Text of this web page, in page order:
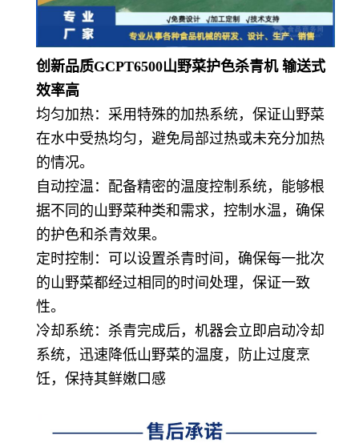
创新品质GCPT6500山野菜护色杀青机 输送式
效率高
均匀加热：采用特殊的加热系统，保证山野菜
在水中受热均匀，避免局部过热或未充分加热
的情况。
自动控温：配备精密的温度控制系统，能够根
据不同的山野菜种类和需求，控制水温，确保
的护色和杀青效果。
定时控制：可以设置杀青时间，确保每一批次
的山野菜都经过相同的时间处理，保证一致
性。
冷却系统：杀青完成后，机器会立即启动冷却
系统，迅速降低山野菜的温度，防止过度烹
饪，保持其鲜嫩口感